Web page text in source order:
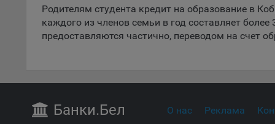
Родителям студента кредит на образование в
каждого из членов семьи в год составляет
предоставляются частично, переводом на счет
Банки.Бел О нас Реклама